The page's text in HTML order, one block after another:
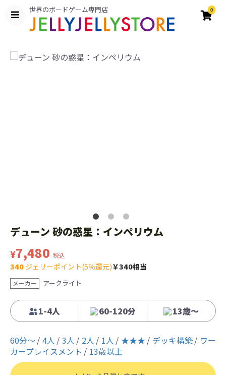
世界のボードゲーム専門店 0
デューン 砂の惑星：インペリウム
¥7,480 税込
340 ジェリーポイント(5％還元)￥340相当
メーカー アークライト
1-4人 60-120分 13歳〜
60分〜 4人 3人 2人 1人 ★★★ デッキ構築
ワー
カープレイスメント
13歳以上